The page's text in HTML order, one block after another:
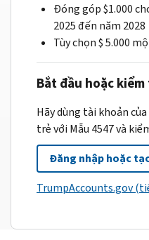
Đóng góp $1.000
2025 đến năm 2028
Tùy chọn $ 5.000
Bắt đầu hoặc
Hãy dùng tài khoản
trẻ với Mẫu 4547 và
Đăng nhập hoặc
TrumpAccounts.gov